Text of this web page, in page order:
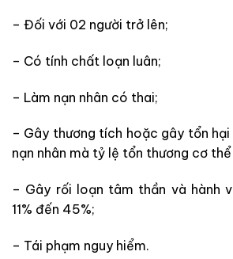
– Đối với 02 người trở lên;
– Có tính chất loạn luân;
– Làm nạn nhân có thai;
– Gây thương tích hoặc gây tổn
nạn nhân mà tỷ lệ tổn thương cơ
– Gây rối loạn tâm thần và hành
11% đến 45%;
– Tái phạm nguy hiểm.